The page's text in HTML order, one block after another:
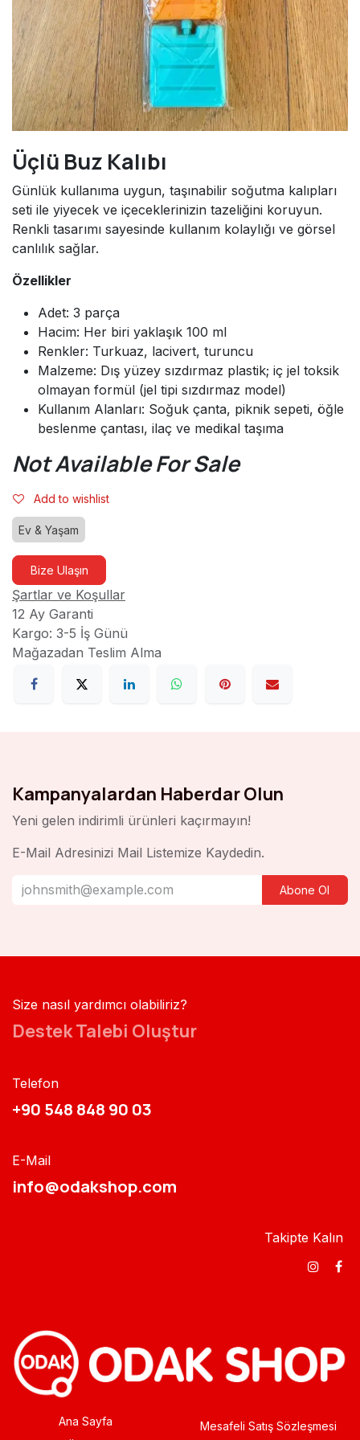
Üçlü Buz Kalıbı
Günlük kullanıma uygun, taşınabilir soğutma kalıpları
seti ile yiyecek ve içeceklerinizin tazeliğini koruyun.
Renkli tasarımı sayesinde kullanım kolaylığı ve görsel
canlılık sağlar.
Özellikler
Adet: 3 parça
Hacim: Her biri yaklaşık 100 ml
Renkler: Turkuaz, lacivert, turuncu
Malzeme: Dış yüzey sızdırmaz plastik; iç jel toksik
olmayan formül (jel tipi sızdırmaz model)
Kullanım Alanları: Soğuk çanta, piknik sepeti, öğle
beslenme çantası, ilaç ve medikal taşıma
Not Available For Sale
Add to wishlist
Ev & Yaşam
Bize Ulaşın
Şartlar ve Koşullar
12 Ay Garanti
Kargo: 3-5 İş Günü
Mağazadan Teslim Alma
Kampanyalardan Haberdar Olun
Yeni gelen indirimli ürünleri kaçırmayın!
E-Mail Adresinizi Mail Listemize Kaydedin.
Abone Ol
Size nasıl yardımcı olabiliriz?
Destek Talebi Oluştur
Telefon
+90 548 848 90 03​​
E-Mail
info@odakshop.com​
Takipte Kalın
Ana Sayfa
Mesafeli Satış Sözleşmesi